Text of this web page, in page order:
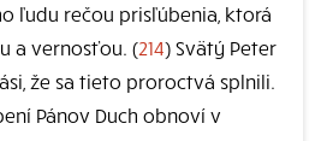
ľudu rečou prisľúbenia, ktorá
a vernosťou. (214) Svätý Peter
že sa tieto proroctvá splnili.
Pánov Duch obnoví v